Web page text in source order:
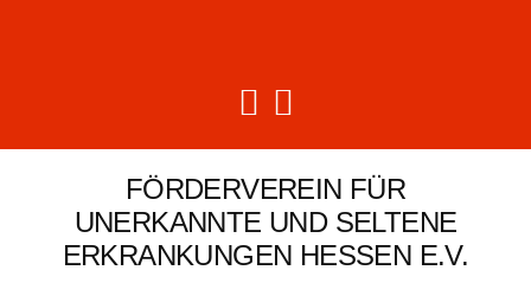
FÖRDERVEREIN FÜR
UNERKANNTE UND SELTENE
ERKRANKUNGEN HESSEN E.V.